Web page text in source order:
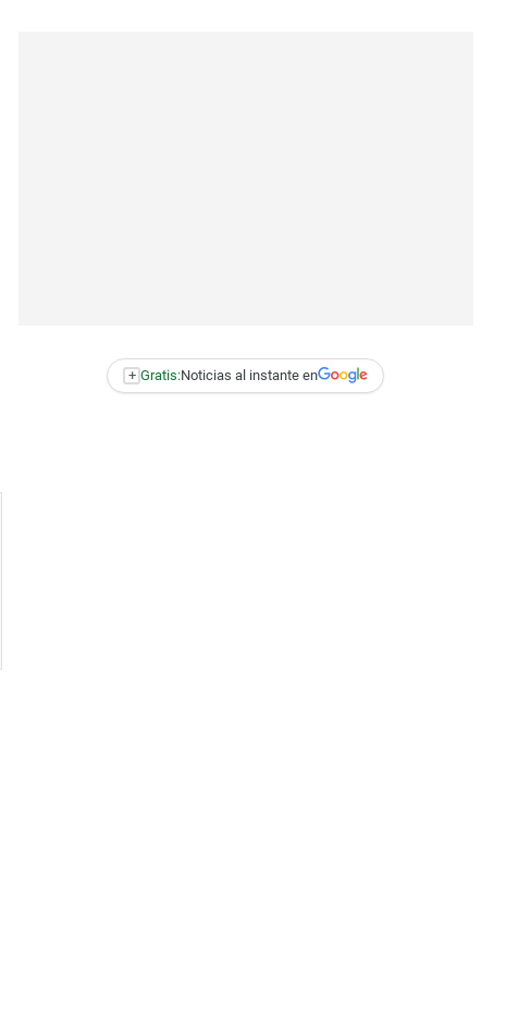
+ Gratis:Noticias al instante en